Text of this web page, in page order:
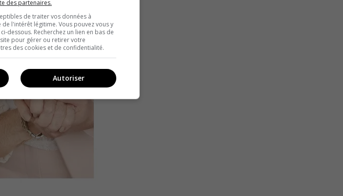
des partenaires.
de traiter vos données à
l'intérêt légitime. Vous pouvez vous y
dessous. Recherchez un lien en bas de
pour gérer ou retirer votre
des cookies et de confidentialité.
Autoriser